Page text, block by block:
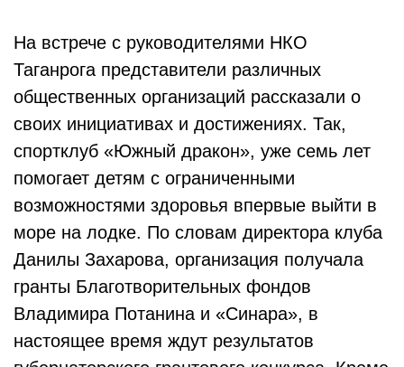
На встрече с руководителями НКО
Таганрога представители различных
общественных организаций рассказали о
своих инициативах и достижениях. Так,
спортклуб «Южный дракон», уже семь лет
помогает детям с ограниченными
возможностями здоровья впервые выйти в
море на лодке. По словам директора клуба
Данилы Захарова, организация получала
гранты Благотворительных фондов
Владимира Потанина и «Синара», в
настоящее время ждут результатов